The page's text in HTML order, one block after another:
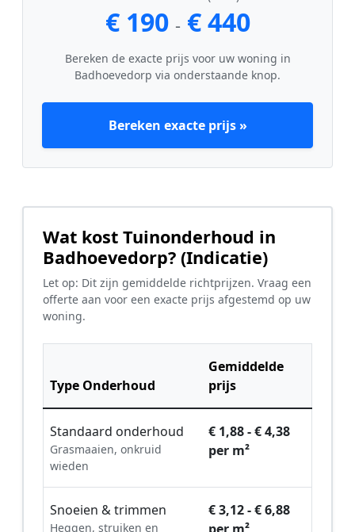
€ 190 - € 440
Bereken de exacte prijs voor uw woning in
Badhoevedorp via onderstaande knop.
Bereken exacte prijs »
Wat kost Tuinonderhoud in
Badhoevedorp? (Indicatie)
Let op: Dit zijn gemiddelde richtprijzen. Vraag een
offerte aan voor een exacte prijs afgestemd op uw
woning.
Type Onderhoud
Gemiddelde
prijs
Standaard onderhoud
Grasmaaien, onkruid
wieden
€ 1,88 - € 4,38
per m²
Snoeien & trimmen
Heggen, struiken en
€ 3,12 - € 6,88